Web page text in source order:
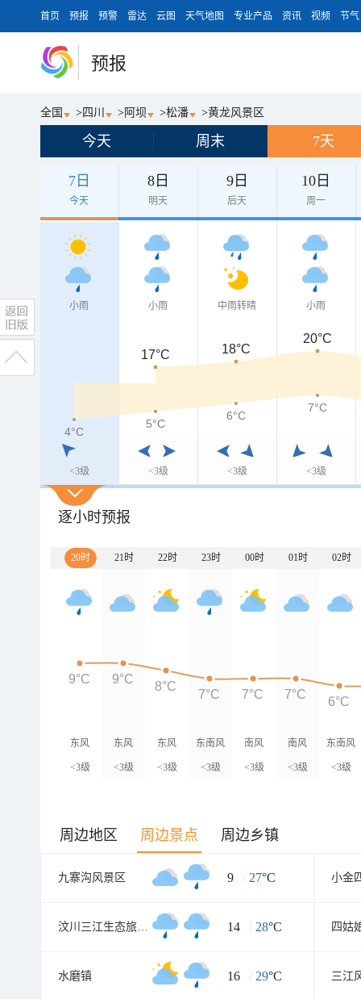
首页 预报 预警 雷达 云图 天气地图 专业产品 资讯 视频 节气
预报
全国 > 四川 > 阿坝 >松潘 >黄龙风景区
今天 周末 7天
7日
今天
8日
明天
9日
后天
10日
周一
小雨
<3级
小雨
<3级
中雨转晴
<3级
小雨
<3级
17°C 18°C
20°C
4°C
5°C
6°C
7°C
逐小时预报
20时 21时 22时 23时 00时 01时 02时
东风
<3级
东风
<3级
东风
<3级
东南风
<3级
南风
<3级
南风
<3级
东南风
<3级
9°C 9°C
8°C
7°C 7°C 7°C
6°C
周边地区 周边景点 周边乡镇
九寨沟风景区 9 / 27°C
汶川三江生态旅游区 14 / 28°C 四姑
水磨镇 16 / 29°C 三江